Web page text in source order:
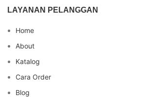
LAYANAN PELANGGAN
Home
About
Katalog
Cara Order
Blog